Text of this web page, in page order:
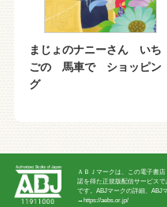
まじょのナニーさん いち
ごの 馬車で ショッピン
グ
ＡＢＪマークは、この電子書
諾を得た正規版配信サービスで
です。ABJマークの詳細、ABJ
→https://aebs.or.jp/